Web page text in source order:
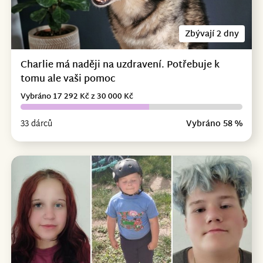
Zbývají 2 dny
Charlie má naději na uzdravení. Potřebuje k
tomu ale vaši pomoc
33 dárců Vybráno 58 %
Vybráno 17 292 Kč z 30 000 Kč